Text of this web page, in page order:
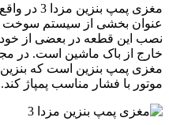
مغزی پمپ
عنوان بخشی از سیستم
نصب این قطعه در بعضی از
خارج از باک ماشین است. در
مغزی پمپ بنزین است که
موتور با فشار مناسب پمپاژ کند.